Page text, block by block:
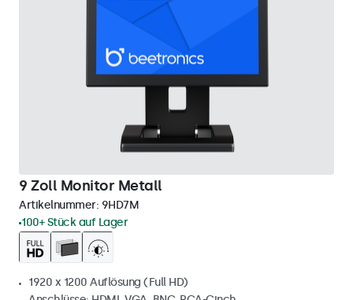
9 Zoll Monitor Metall
Artikelnummer: 9HD7M
100+ Stück auf Lager
1920 x 1200 Auflösung (Full HD)